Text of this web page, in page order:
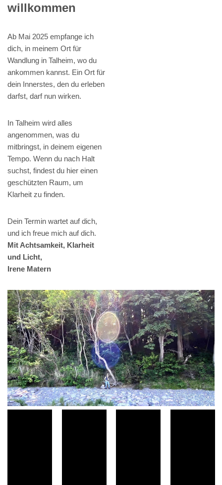
willkommen
Ab Mai 2025 empfange ich
dich, in meinem Ort für
Wandlung in Talheim, wo du
ankommen kannst. Ein Ort für
dein Innerstes, den du erleben
darfst, darf nun wirken.
In Talheim wird alles
angenommen, was du
mitbringst, in deinem eigenen
Tempo. Wenn du nach Halt
suchst, findest du hier einen
geschützten Raum, um
Klarheit zu finden.
Dein Termin wartet auf dich,
und ich freue mich auf dich.
Mit Achtsamkeit, Klarheit
und Licht,
Irene Matern